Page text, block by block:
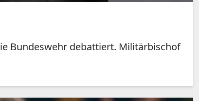
Bundeswehr debattiert. Militärbischof